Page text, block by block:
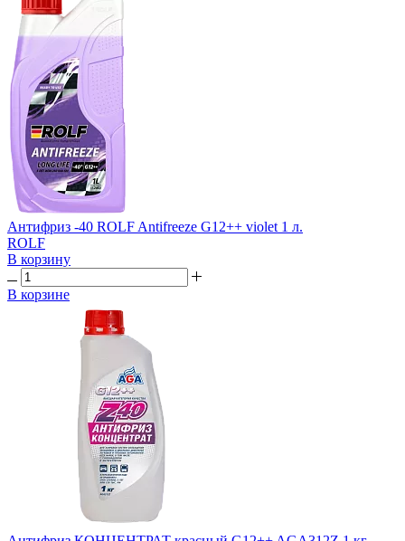
Антифриз -40 ROLF Antifreeze G12++ violet 1 л.
ROLF
В корзину
В корзине